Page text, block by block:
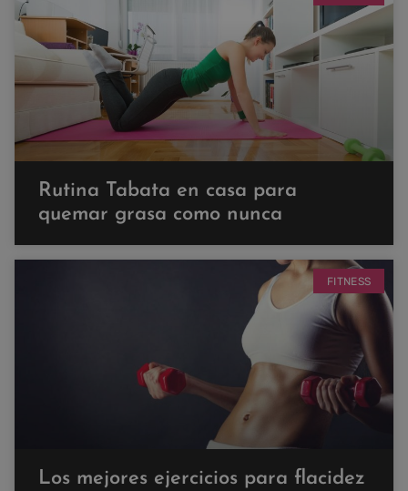
Rutina Tabata en casa para
quemar grasa como nunca
FITNESS
Los mejores ejercicios para flacidez